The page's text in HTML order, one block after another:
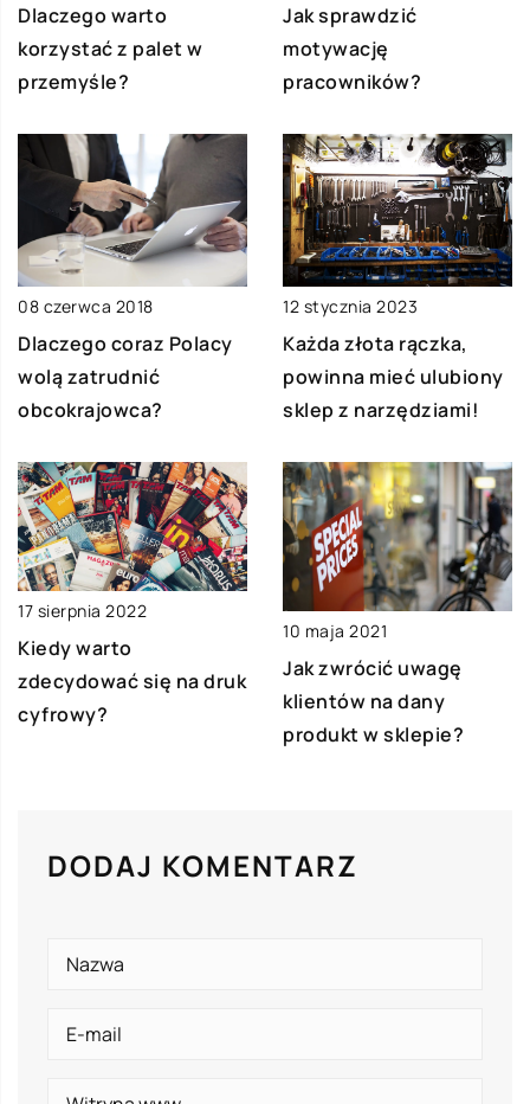
Dlaczego warto
korzystać z palet w
przemyśle?
Jak sprawdzić
motywację
pracowników?
08 czerwca 2018
Dlaczego coraz Polacy
wolą zatrudnić
obcokrajowca?
12 stycznia 2023
Każda złota rączka,
powinna mieć ulubiony
sklep z narzędziami!
17 sierpnia 2022
Kiedy warto
zdecydować się na druk
cyfrowy?
10 maja 2021
Jak zwrócić uwagę
klientów na dany
produkt w sklepie?
DODAJ KOMENTARZ